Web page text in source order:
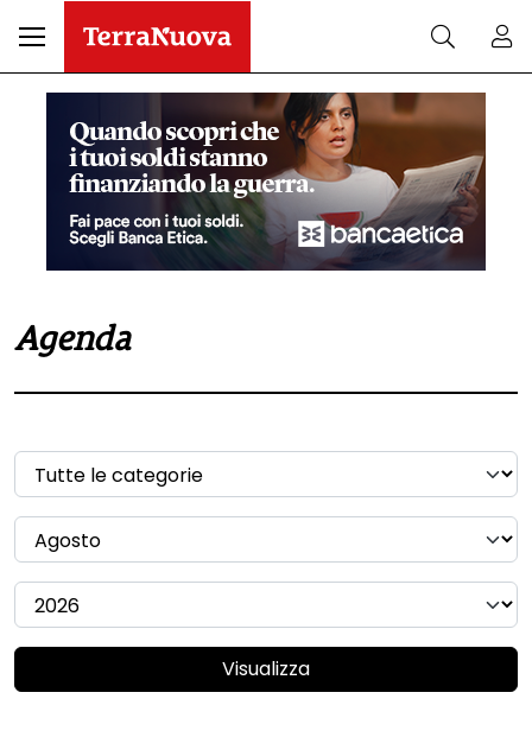
Agenda
Visualizza